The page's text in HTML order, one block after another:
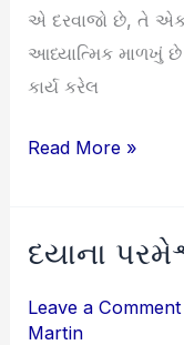
એ દરવાજો છે, તે
આધ્યાત્મિક માળખું
કાર્ય કરેલ
Read More »
દયાના
Leave a Comment
Martin
દયાના